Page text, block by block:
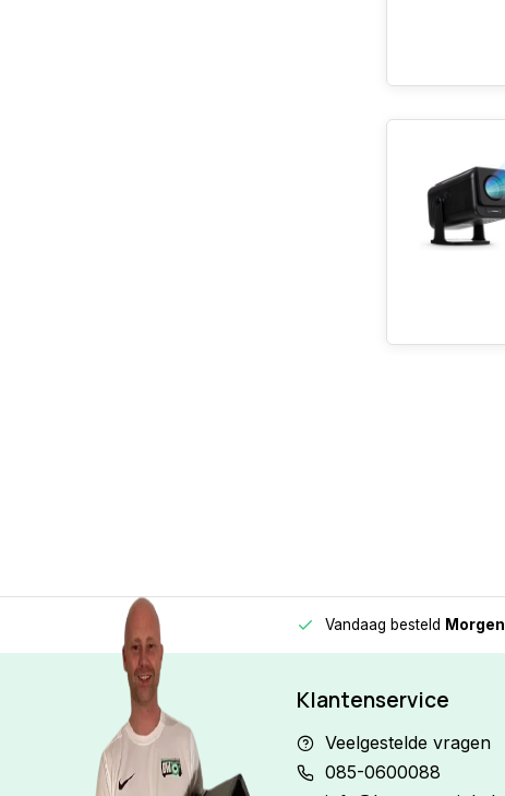
3 gelijke delen Vandaag besteld
Klantenservice
Veelgestelde vragen
085-0600088